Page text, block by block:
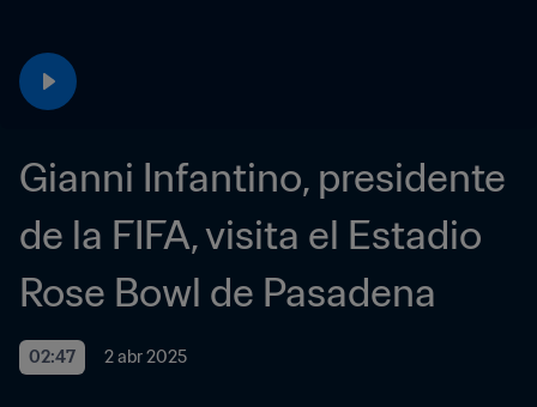
Gianni Infantino, presidente
de la FIFA, visita el Estadio
Rose Bowl de Pasadena
02:47 2 abr 2025